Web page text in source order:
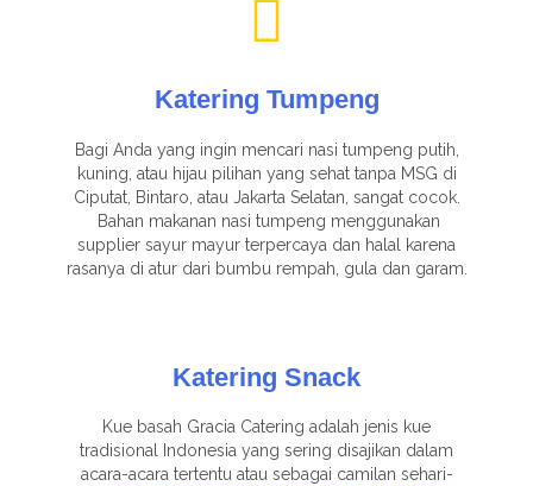
Katering Tumpeng
Bagi Anda yang ingin mencari nasi tumpeng putih,
kuning, atau hijau pilihan yang sehat tanpa MSG di
Ciputat, Bintaro, atau Jakarta Selatan, sangat cocok.
Bahan makanan nasi tumpeng menggunakan
supplier sayur mayur terpercaya dan halal karena
rasanya di atur dari bumbu rempah, gula dan garam.
Katering Snack
Kue basah Gracia Catering adalah jenis kue
tradisional Indonesia yang sering disajikan dalam
acara-acara tertentu atau sebagai camilan sehari-